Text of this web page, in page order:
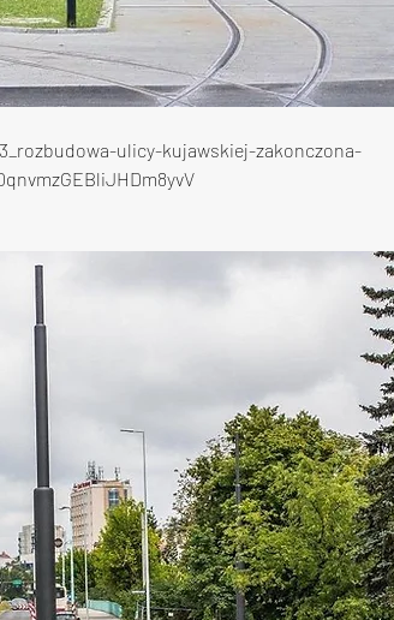
ulicy-kujawskiej-zakonczona-